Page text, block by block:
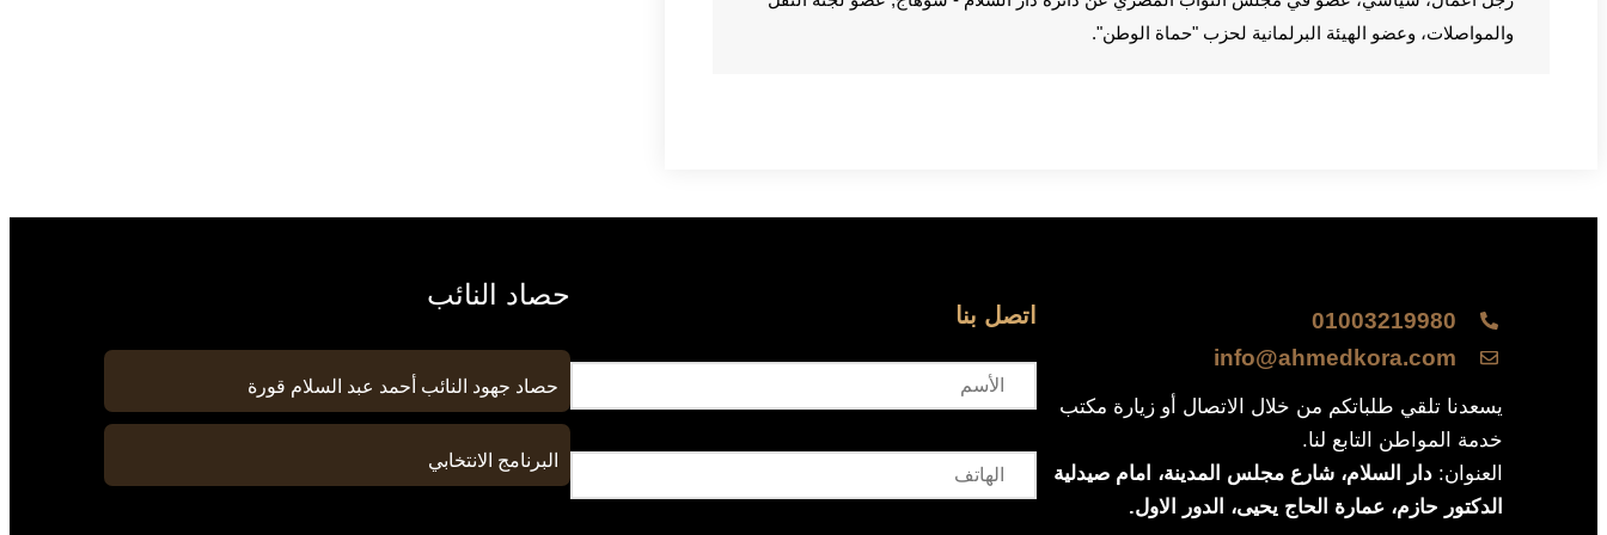
والمواصلات، وعضو الهيئة البرلمانية لحزب "حماة الوطن".
01003219980
info@ahmedkora.com
يسعدنا تلقي طلباتكم من خلال الاتصال أو زيارة مكتب
خدمة المواطن التابع لنا.
العنوان: دار السلام، شارع مجلس المدينة، امام صيدلية
الدكتور حازم، عمارة الحاج يحيى، الدور الاول.
اتصل بنا
حصاد النائب
حصاد جهود النائب أحمد عبد السلام قورة
البرنامج الانتخابي